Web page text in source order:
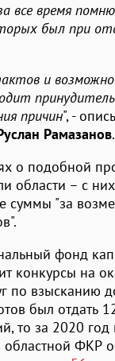
все время
был при
и
причин", -
Рамазанов.
о подобной
области – с
суммы "за
фонд
конкурсы на
по взысканию
был отдать
то за 2020 год
областной ФКР